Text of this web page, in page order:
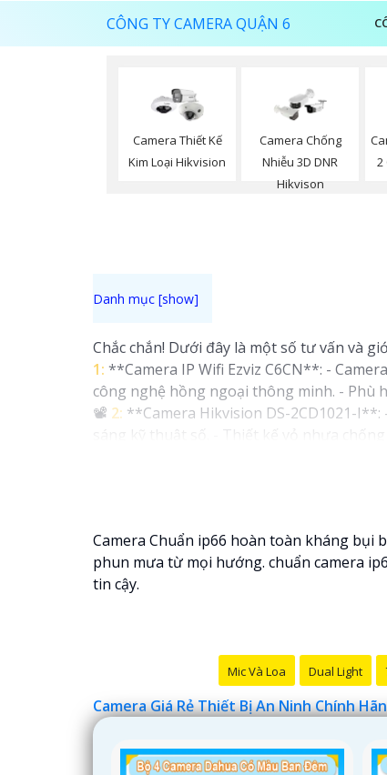
CÔNG TY CAMERA QUẬN 6
Camera Thiết Kế
Kim Loại Hikvision
Camera Chống
Nhiễu 3D DNR
Hikvison
2
Chắc chắn! Dưới đây là một số tư vấn và
1: **Camera IP Wifi Ezviz C6CN**: -
công nghệ hồng ngoại thông minh. - Phù
📽 2: **Camera Hikvision DS-2CD1021-
sáng kỹ thuật số. - Thiết kế vỏ nhựa
**Camera Dahua HDCVI HAC-
lên đến 20m. - Chống ngược sáng Digital
Nhớ kiểm tra và lựa chọn sản phẩm phù
Camera Chuẩn ip66 hoàn toàn kháng bụi
phun mưa từ mọi hướng. chuẩn camera
tin cậy.
Mic Và Loa Dual Light
Camera Giá Rẻ Thiết Bị An Ninh Chính